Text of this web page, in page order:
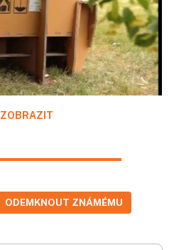
ZOBRAZIT
ODEMKNOUT ZNÁMÉMU